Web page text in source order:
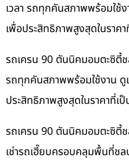
เวลา รถทุกคันสภาพพร้อมใช้
เพื่อประสิทธิภาพสูงสุดในราค
รถเครน 90 ตันนิคมอมตะซิตี้
รถทุกคันสภาพพร้อมใช้งาน
ประสิทธิภาพสูงสุดในราคาที่เ
รถเครน 90 ตันนิคมอมตะซิตี้
เช่ารถเฮี๊ยบครอบคลุมพื้นที่ชล